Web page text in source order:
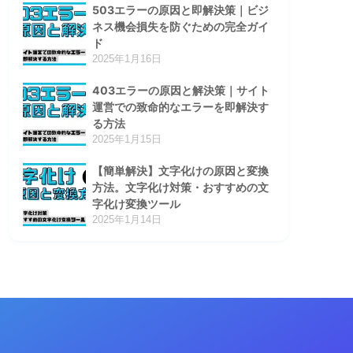
503エラーの原因と即解決策｜ビジ
ネス機会損失を防ぐための完全ガイ
ド
2025年1月16日
403エラーの原因と解決策｜サイト
運営での致命的なエラーを即解決す
る方法
2025年1月15日
【簡単解決】文字化けの原因と変換
方法。文字化け対策・おすすめの文
字化け変換ツール
2025年1月14日